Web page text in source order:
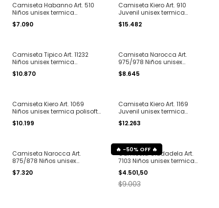
Camiseta Habanno Art. 510
Niños unisex termica
algodon interlock cuello
redondo T. 2 al 14
$7.090
Camiseta Kiero Art. 910
Juvenil unisex termica
polisoft manga larga cuello
redondo T. 14 al 18
$15.482
Camiseta Tipico Art. 11232
Niños unisex termica
hidrowick manga larga
cuello redondo T. 4 al 16
$10.870
Camiseta Narocca Art.
975/978 Niños unisex
algodon interlock manga
larga cuello redondo T. 4 al
$8.645
Camiseta Kiero Art. 1069
Niños unisex termica polisoft
manga larga cuello redondo
T. 4 al 8
$10.199
Camiseta Kiero Art. 1169
Juvenil unisex termica
polisoft manga larga cuello
redondo T. 10 al 14
$12.263
Camiseta Narocca Art.
875/878 Niños unisex
algodon interlock manga
larga cuello redondo T. 4 al
$7.320
Camiseta Ciudadela Art.
7103 Niños unisex termica
polisoft manga larga cuello
redondo T. 2 al 16
$4.501,50
-50% OFF
$9.003